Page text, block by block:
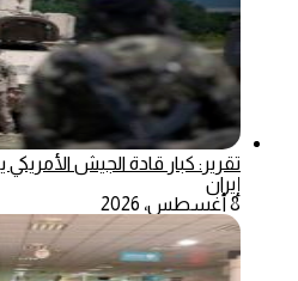
تقرير: كبار قادة الجيش
إيران
8 أغسطس، 2026